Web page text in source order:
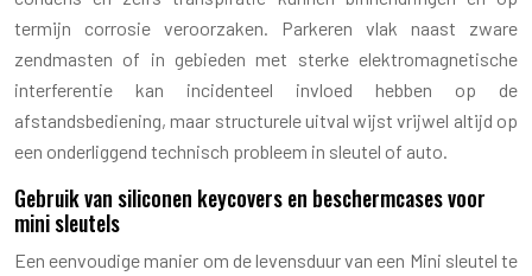
termijn corrosie veroorzaken. Parkeren vlak naast zware
zendmasten of in gebieden met sterke elektromagnetische
interferentie kan incidenteel invloed hebben op de
afstandsbediening, maar structurele uitval wijst vrijwel altijd op
een onderliggend technisch probleem in sleutel of auto.
Gebruik van siliconen keycovers en beschermcases voor
mini sleutels
Een eenvoudige manier om de levensduur van een Mini sleutel te